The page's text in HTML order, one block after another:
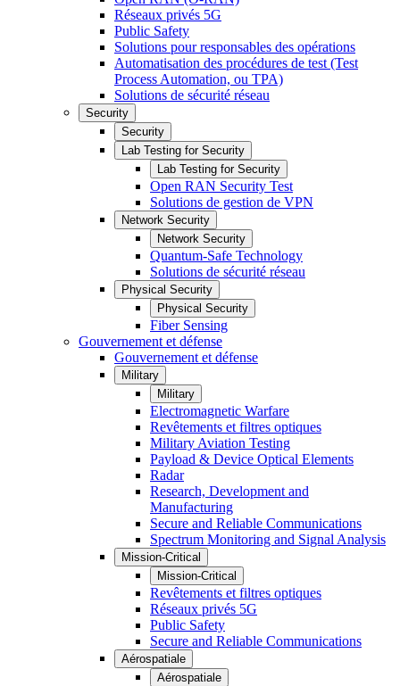
Réseaux privés 5G
Public Safety
Solutions pour responsables des opérations
Automatisation des procédures de test (Test
Process Automation, ou TPA)
Solutions de sécurité réseau
Security
Security
Lab Testing for Security
Lab Testing for Security
Open RAN Security Test
Solutions de gestion de VPN
Network Security
Network Security
Quantum-Safe Technology
Solutions de sécurité réseau
Physical Security
Physical Security
Fiber Sensing
Gouvernement et défense
Gouvernement et défense
Military
Military
Electromagnetic Warfare
Revêtements et filtres optiques
Military Aviation Testing
Payload & Device Optical Elements
Radar
Research, Development and
Manufacturing
Secure and Reliable Communications
Spectrum Monitoring and Signal Analysis
Mission-Critical
Mission-Critical
Revêtements et filtres optiques
Réseaux privés 5G
Public Safety
Secure and Reliable Communications
Aérospatiale
Aérospatiale